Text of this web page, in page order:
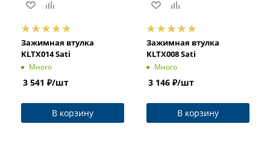
Зажимная втулка
KLTX014 Sati
Много
3 541 ₽/шт
В корзину
Зажимная втулка
KLTX008 Sati
Много
3 146 ₽/шт
В корзину